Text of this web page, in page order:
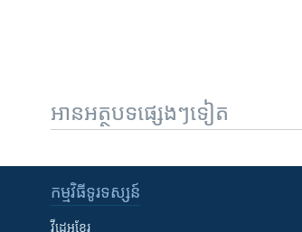
អានអត្ថបទផ្សេងៗទៀត
កម្មវិធី​ទូរទស្សន៍
វីដេអូ​ខ្មែរ